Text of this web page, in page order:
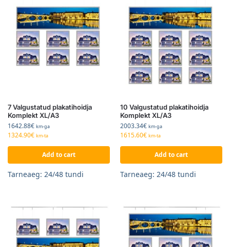
7 Valgustatud plakatihoidja
Komplekt XL/A3
1642.88€ km-ga
1324.90€ km-ta
Add to cart
Tarneaeg: 24/48 tundi
10 Valgustatud plakatihoidja
Komplekt XL/A3
2003.34€ km-ga
1615.60€ km-ta
Add to cart
Tarneaeg: 24/48 tundi